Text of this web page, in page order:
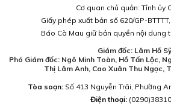
Cơ quan chủ quản: Tỉnh ủy
Giấy phép xuất bản số 620/GP-
Báo Cà Mau giữ bản quyền nội dung
Giám đốc: Lâm Hồ
Phó Giám đốc: Ngô Minh Toàn, Hồ Tấn Lộc,
Thị Lâm Anh, Cao Xuân Thu Ngọc,
Tòa soạn:Số 413 Nguyễn Trãi, Phường
Điện thoại: